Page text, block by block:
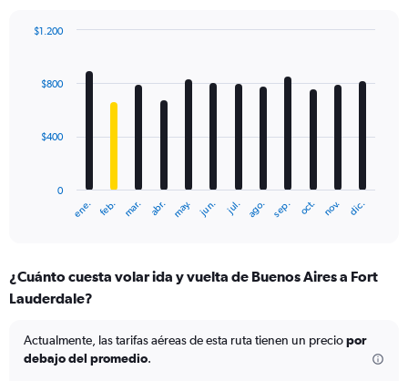
with
The
Range:
12
The
chart
has
ene. feb. mar. abr. may. jun. jul. ago. sep. oct. nov. dic.
0
$400
$800
$1.200
¿Cuánto cuesta volar ida y vuelta de Buenos Aires a Fort
Lauderdale?
Actualmente, las tarifas aéreas de esta ruta tienen un preciopor
debajo del promedio.